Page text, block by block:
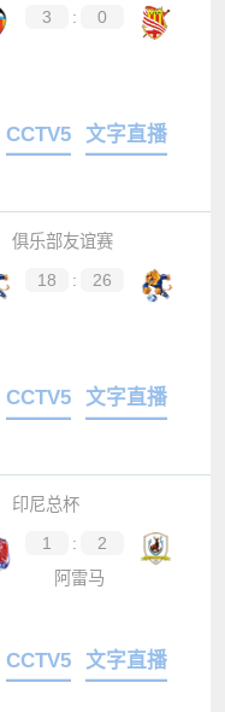
3 :
0
CCTV5 文字直播
俱乐部友谊赛
18 :
26
CCTV5 文字直播
印尼总杯
1 :
2
阿雷马
CCTV5 文字直播